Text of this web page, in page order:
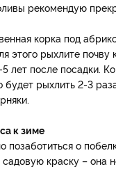
рекомендую
корка под
этого рыхлите почву
лет после посадки.
будет рыхлить 2-3
к зиме
позаботиться о
краску – она